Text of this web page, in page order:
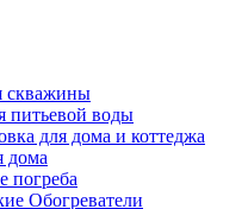
скважины
питьевой воды
для дома и коттеджа
дома
погреба
Обогреватели